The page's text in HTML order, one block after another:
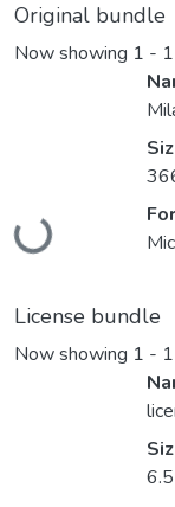
Original bundle
Now showing 1 -
Loading...
License bundle
Now showing 1 -